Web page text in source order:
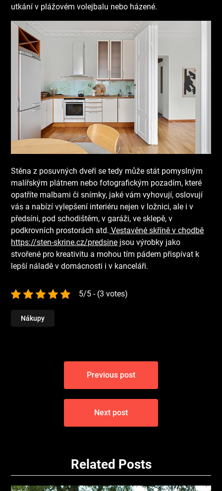
utkání v plážovém volejbalu nebo házené.
Stěna z posuvných dveří se tedy může stát pomyslným
malířským plátnem nebo fotografickým pozadím, které
opatříte malbami či snímky, jaké vám vyhovují, oslovují
vás a nabízí vylepšení interiéru nejen v ložnici, ale i v
předsíni, pod schodištěm, v garáži, ve sklepě, v
podkrovních prostorách atd. Vestavěné skříně v chodbě
https://sten-skrine.cz/predsine jsou výrobky jako
stvořené pro kreativitu a mohou tím pádem přispívat k
lepší náladě v domácnosti i v kanceláři.
5/5 - (3 votes)
Nákupy
Navigace
příspěvek
Previous post
Next post
Related Posts